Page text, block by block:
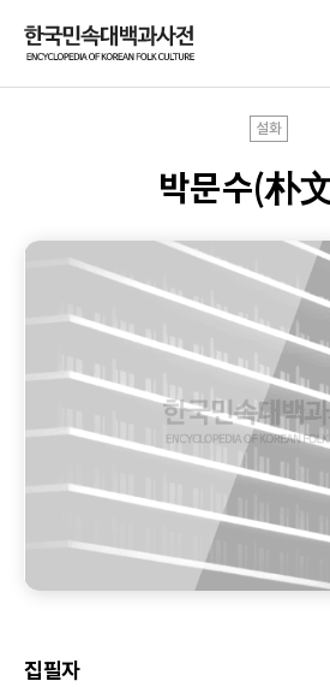
설화
박문수(朴
집필자